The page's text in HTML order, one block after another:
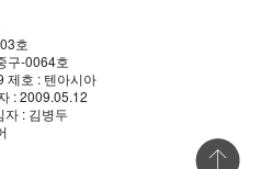
호
구-0064호
제호 : 텐아시아
: 2009.05.12
자 : 김병두
상단 바로